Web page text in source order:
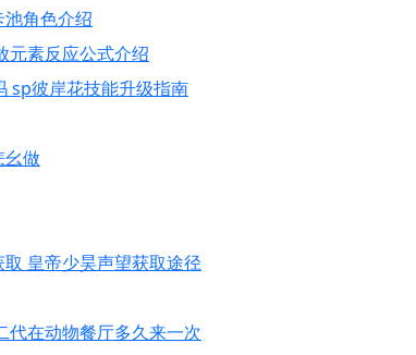
角色介绍
元素反应公式介绍
sp彼岸花技能升级指南
幺做
皇帝少昊声望获取途径
代在动物餐厅多久来一次